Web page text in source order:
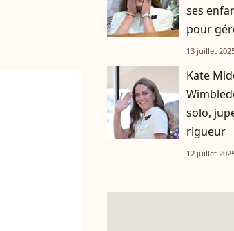
ses
pour
13 juillet
Kate
solo,
rigueur
12 juillet